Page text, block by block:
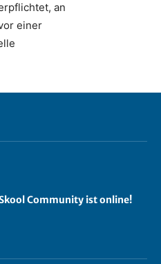
an
einer
Community ist online!